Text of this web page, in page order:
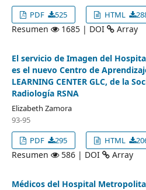
PDF
525 HTML
Resumen 1685 | DOI Array
El servicio de Imagen del
es el nuevo Centro de
LEARNING CENTER GLC, de la
Radiología RSNA
Elizabeth Zamora
93-95
PDF
295 HTML
Resumen 586 | DOI Array
Médicos del Hospital